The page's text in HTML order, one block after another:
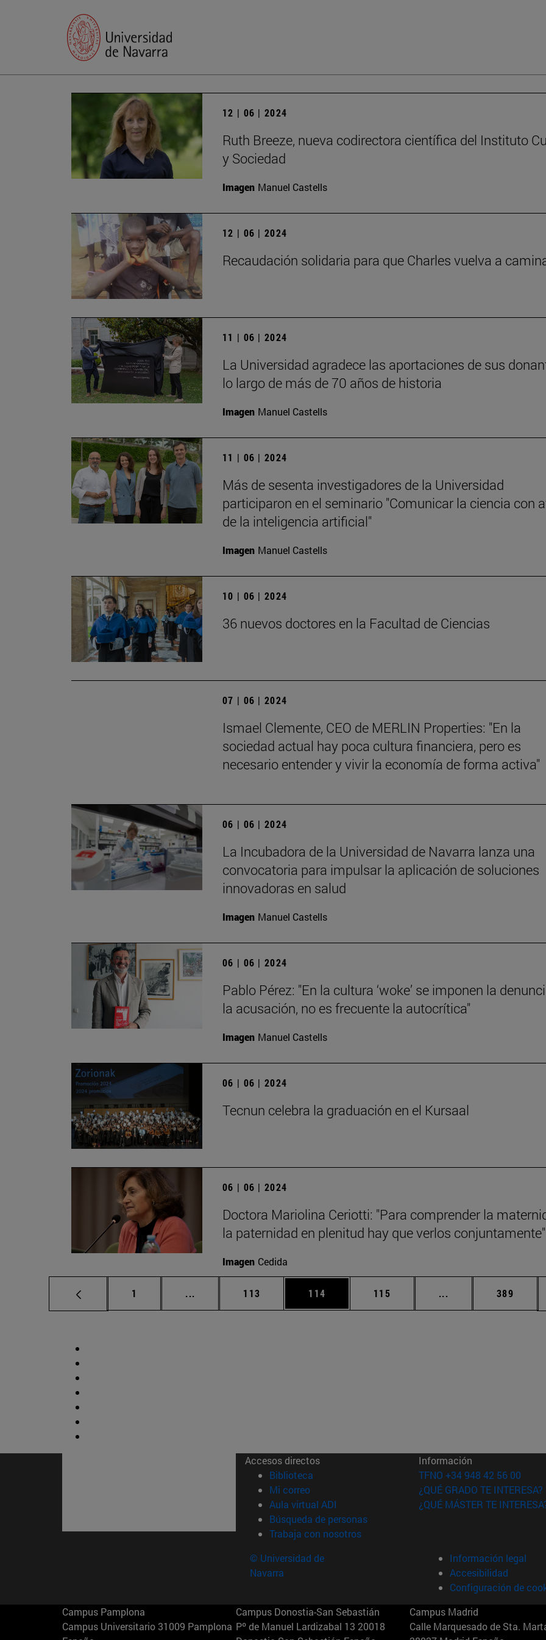
12 | 06 | 2024
Ruth Breeze, nueva codirectora científica del Instituto
y Sociedad
Imagen Manuel Castells
12 | 06 | 2024
Recaudación solidaria para que Charles vuelva a
11 | 06 | 2024
La Universidad agradece las aportaciones de sus
lo largo de más de 70 años de historia
Imagen Manuel Castells
11 | 06 | 2024
Más de sesenta investigadores de la Universidad
participaron en el seminario "Comunicar la ciencia con
de la inteligencia artificial"
Imagen Manuel Castells
10 | 06 | 2024
36 nuevos doctores en la Facultad de Ciencias
07 | 06 | 2024
Ismael Clemente, CEO de MERLIN Properties: "En la
sociedad actual hay poca cultura financiera, pero es
necesario entender y vivir la economía de forma activa"
06 | 06 | 2024
La Incubadora de la Universidad de Navarra lanza una
convocatoria para impulsar la aplicación de soluciones
innovadoras en salud
Imagen Manuel Castells
06 | 06 | 2024
Pablo Pérez: "En la cultura ‘woke’ se imponen la
la acusación, no es frecuente la autocrítica"
Imagen Manuel Castells
06 | 06 | 2024
Tecnun celebra la graduación en el Kursaal
06 | 06 | 2024
Doctora Mariolina Ceriotti: "Para comprender la
la paternidad en plenitud hay que verlos conjuntamente"
Imagen Cedida
Página
1 ... Páginas intermedias Use TAB para desplazarse.
Página
113 Página
114 Página
115 ... Páginas Página
389
Accesos directos
Biblioteca (abre en nueva ventana)
Mi correo(abre en nueva ventana)
Aula virtual ADI (abre en nueva ventana)
Búsqueda de personas(abre en nueva ventana)
Trabaja con nosotros(abre en nueva ventana)
Información
TFNO +34 948 42 56 00
¿QUÉ GRADO TE INTERESA?
¿QUÉ MÁSTER TE
© Universidad de
Navarra
Información legal
Accesibilidad
Configuración de
Campus Pamplona
Campus Universitario 31009 Pamplona
Campus Donostia-San Sebastián
Pº de Manuel Lardizabal 13 20018
Campus Madrid
Calle Marquesado de Sta.